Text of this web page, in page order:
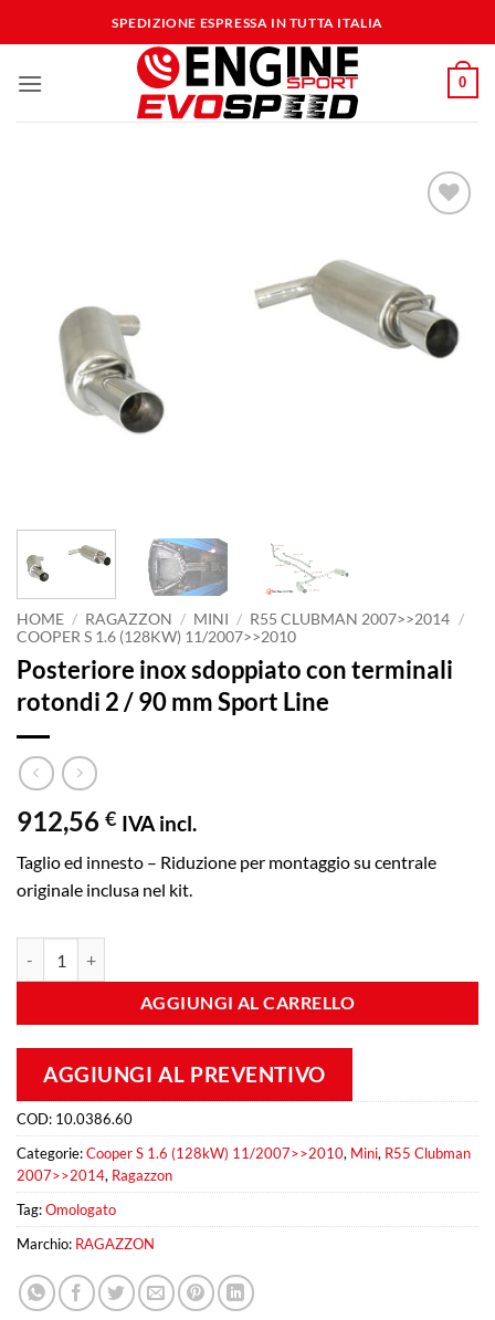
ai
SPEDIZIONE ESPRESSA IN TUTTA ITALIA
0
desideri
HOME / RAGAZZON / MINI / R55 CLUBMAN 2007>>2014 /
COOPER S 1.6 (128KW) 11/2007>>2010
Posteriore inox sdoppiato con terminali
rotondi 2 / 90 mm Sport Line
912,56 € IVA incl.
Taglio ed innesto – Riduzione per montaggio su centrale
originale inclusa nel kit.
AGGIUNGI AL CARRELLO
AGGIUNGI AL PREVENTIVO
COD: 10.0386.60
Categorie:Cooper S 1.6 (128kW) 11/2007>>2010, Mini, R55 Clubman
2007>>2014, Ragazzon
Tag:Omologato
Marchio: RAGAZZON